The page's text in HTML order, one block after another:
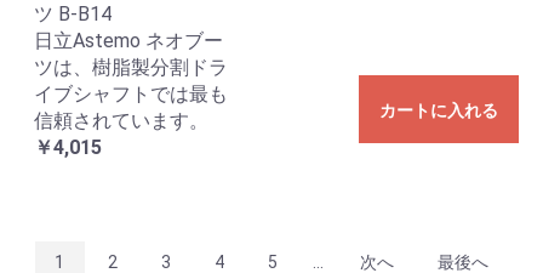
ツ B-B14
日立Astemo ネオブー
ツは、樹脂製分割ドラ
イブシャフトでは最も
信頼されています。
￥4,015
カートに入れる
1 2 3 4 5 次へ 最後へ